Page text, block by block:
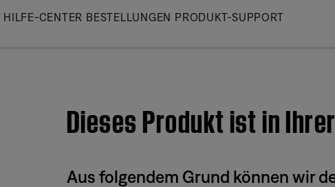
Skip
HILFE-CENTER BESTELLUNGEN PRODUKT-SUPPORT
Dieses Produkt ist in
Aus folgendem Grund können wir